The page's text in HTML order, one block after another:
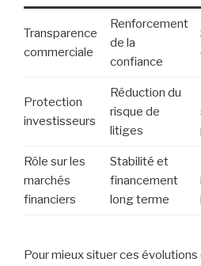
Transparence
commerciale
Renforcement
de la
confiance
Protection
investisseurs
Réduction du
risque de
litiges
Rôle sur les
marchés
financiers
Stabilité et
financement
long terme
Pour mieux situer ces